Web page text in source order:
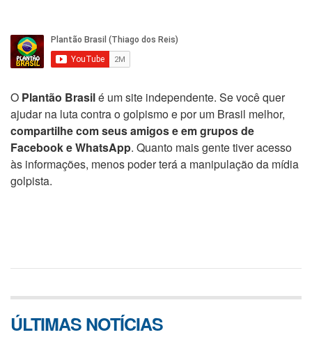
O Plantão Brasilé um site independente. Se você quer
ajudar na luta contra o golpismo e por um Brasil melhor,
compartilhe com seus amigos e em grupos de
Facebook e WhatsApp. Quanto mais gente tiver acesso
às informações, menos poder terá a manipulação da mídia
golpista.
ÚLTIMAS NOTÍCIAS